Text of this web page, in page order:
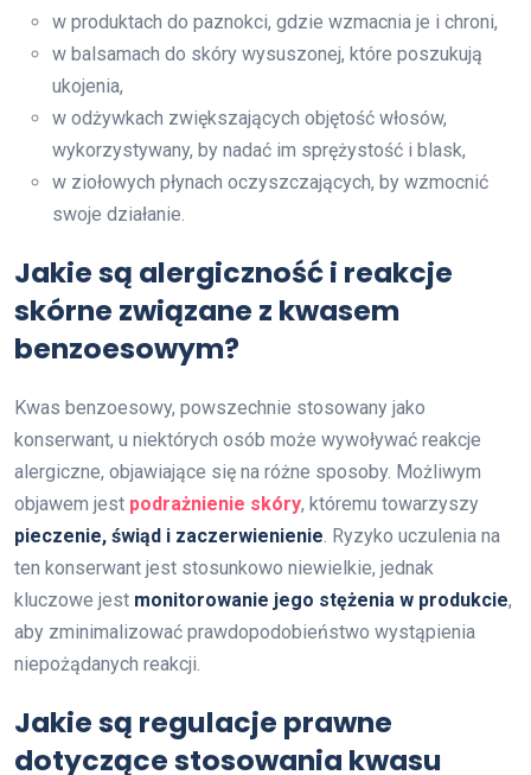
w produktach do paznokci, gdzie wzmacnia je i chroni,
w balsamach do skóry wysuszonej, które poszukują
ukojenia,
w odżywkach zwiększających objętość włosów,
wykorzystywany, by nadać im sprężystość i blask,
w ziołowych płynach oczyszczających, by wzmocnić
swoje działanie.
Jakie są alergiczność i reakcje
skórne związane z kwasem
benzoesowym?
Kwas benzoesowy, powszechnie stosowany jako
konserwant, u niektórych osób może wywoływać reakcje
alergiczne, objawiające się na różne sposoby. Możliwym
objawem jest podrażnienie skóry, któremu towarzyszy
pieczenie, świąd i zaczerwienienie. Ryzyko uczulenia na
ten konserwant jest stosunkowo niewielkie, jednak
kluczowe jest monitorowanie jego stężenia w produkcie,
aby zminimalizować prawdopodobieństwo wystąpienia
niepożądanych reakcji.
Jakie są regulacje prawne
dotyczące stosowania kwasu